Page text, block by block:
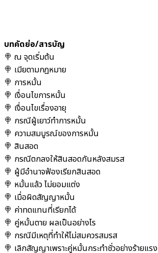
บทคัดย่อ/สารบัญ
🍭 ณ จุดเริ่มต้น
🍭 เมียตามกฎหมาย
🍭 การหมั้น
🍭 เงื่อนไขการหมั้น
🍭 เงื่อนไขเรื่องอายุ
🍭 กรณีผู้เยาว์ทำการหมั้น
🍭 ความสมบูรณ์ของการหมั้น
🍭 สินสอด
🍭 กรณีตกลงให้สินสอดกันหลังสมรส
🍭 ผู้มีอำนาจฟ้องเรียกสินสอด
🍭 หมั้นแล้ว ไม่ยอมแต่ง
🍭 เมื่อผิดสัญญาหมั้น
🍭 ค่าทดแทนที่เรียกได้
🍭 คู่หมั้นตาย ผลเป็นอย่างไร
🍭 กรณีมีเหตุที่ทำให้ไม่สมควรสมรส
🍭 เลิกสัญญาเพราะคู่หมั้นกระทำชั่วอย่างร้ายแรง